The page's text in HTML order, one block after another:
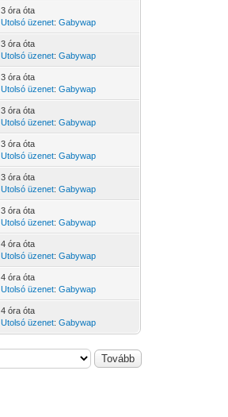
3 óra óta
Utolsó üzenet:Gabywap
3 óra óta
Utolsó üzenet:Gabywap
3 óra óta
Utolsó üzenet:Gabywap
3 óra óta
Utolsó üzenet:Gabywap
3 óra óta
Utolsó üzenet:Gabywap
3 óra óta
Utolsó üzenet:Gabywap
3 óra óta
Utolsó üzenet:Gabywap
4 óra óta
Utolsó üzenet:Gabywap
4 óra óta
Utolsó üzenet:Gabywap
4 óra óta
Utolsó üzenet:Gabywap